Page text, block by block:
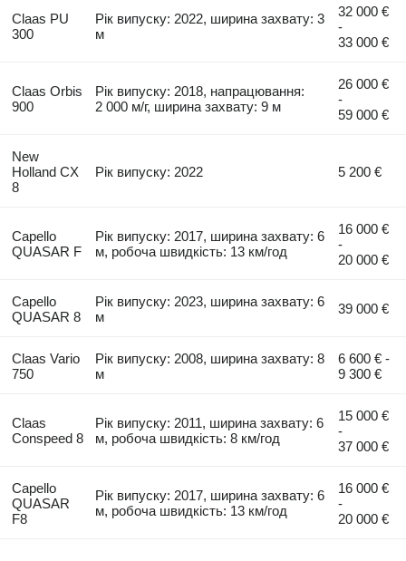
Claas PU
300
Рік випуску: 2022, ширина захвату: 3
м
32 000 €
-
33 000 €
Claas Orbis
900
Рік випуску: 2018, напрацювання:
2 000 м/г, ширина захвату: 9 м
26 000 €
-
59 000 €
New
Holland CX
8
Рік випуску: 2022 5 200 €
Capello
QUASAR F
Рік випуску: 2017, ширина захвату: 6
м, робоча швидкість: 13 км/год
16 000 €
-
20 000 €
Capello
QUASAR 8
Рік випуску: 2023, ширина захвату: 6
м
39 000 €
Claas Vario
750
Рік випуску: 2008, ширина захвату: 8
м
6 600 € -
9 300 €
Claas
Conspeed 8
Рік випуску: 2011, ширина захвату: 6
м, робоча швидкість: 8 км/год
15 000 €
-
37 000 €
Capello
QUASAR
F8
Рік випуску: 2017, ширина захвату: 6
м, робоча швидкість: 13 км/год
16 000 €
-
20 000 €